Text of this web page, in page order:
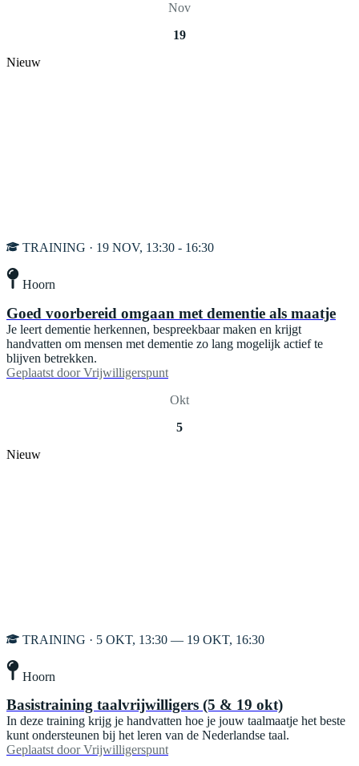
Nov
19
Nieuw
TRAINING · 19 NOV, 13:30 - 16:30
Hoorn
Goed voorbereid omgaan met dementie als maatje
Je leert dementie herkennen, bespreekbaar maken en krijgt
handvatten om mensen met dementie zo lang mogelijk actief te
blijven betrekken.
Geplaatst door Vrijwilligerspunt
Okt
5
Nieuw
TRAINING · 5 OKT, 13:30 — 19 OKT, 16:30
Hoorn
Basistraining taalvrijwilligers (5 & 19 okt)
In deze training krijg je handvatten hoe je jouw taalmaatje het beste
kunt ondersteunen bij het leren van de Nederlandse taal.
Geplaatst door Vrijwilligerspunt